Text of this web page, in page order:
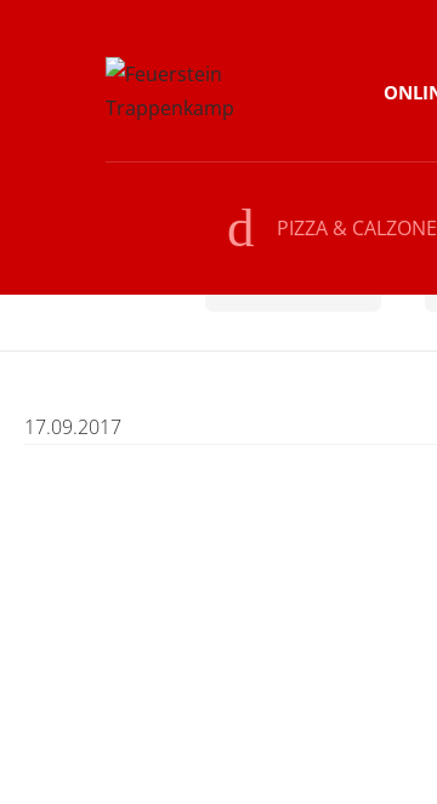
Skip
to
Skip
to
PIZZA & CALZONE
17.09.2017